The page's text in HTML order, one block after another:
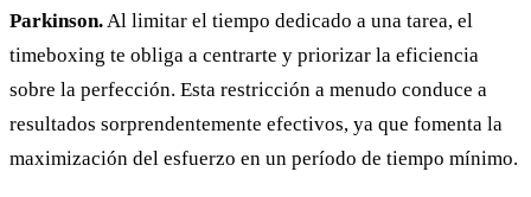
Parkinson.Al limitar el tiempo dedicado a una tarea, el
timeboxing te obliga a centrarte y priorizar la eficiencia
sobre la perfección. Esta restricción a menudo conduce a
resultados sorprendentemente efectivos, ya que fomenta la
maximización del esfuerzo en un período de tiempo mínimo.